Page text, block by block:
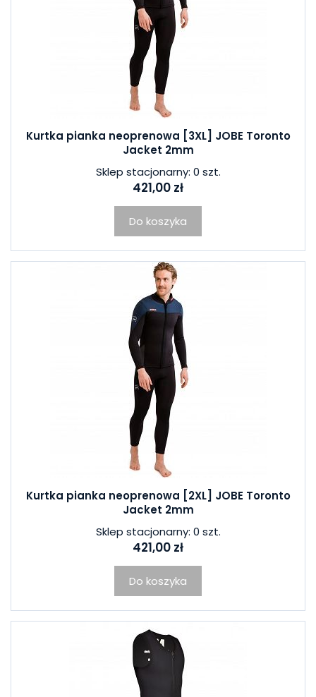
Kurtka pianka neoprenowa [3XL] JOBE Toronto
Jacket 2mm
Sklep stacjonarny: 0 szt.
421,00 zł
Do koszyka
Kurtka pianka neoprenowa [2XL] JOBE Toronto
Jacket 2mm
Sklep stacjonarny: 0 szt.
421,00 zł
Do koszyka